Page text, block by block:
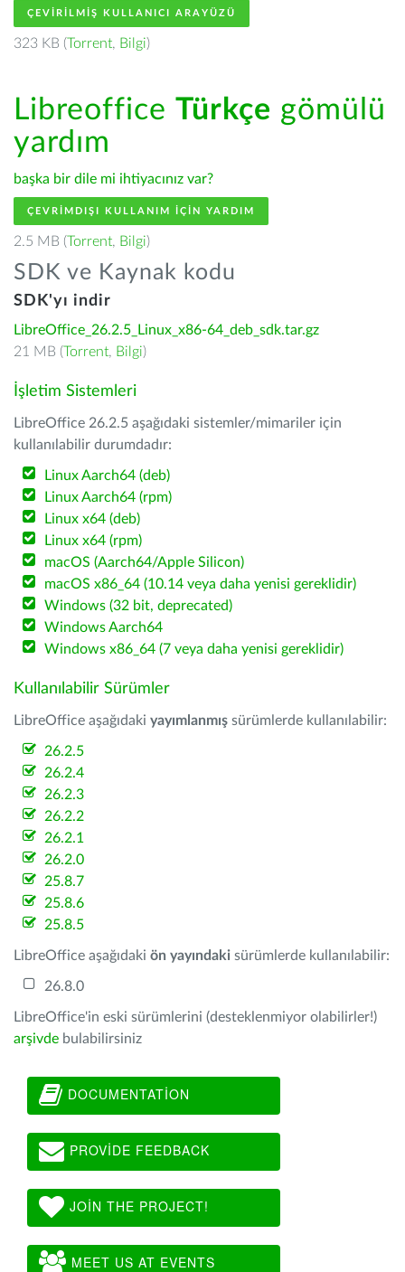
ÇEVIRILMIŞ KULLANICI ARAYÜZÜ
323 KB (Torrent, Bilgi)
Libreoffice Türkçe gömülü
yardım
başka bir dile mi ihtiyacınız var?
ÇEVRIMDIŞI KULLANIM IÇIN YARDIM
2.5 MB (Torrent, Bilgi)
SDK ve Kaynak kodu
SDK'yı indir
LibreOffice_26.2.5_Linux_x86-64_deb_sdk.tar.gz
21 MB (Torrent, Bilgi)
İşletim Sistemleri
LibreOffice 26.2.5 aşağıdaki sistemler/mimariler için
kullanılabilir durumdadır:
Linux Aarch64 (deb)
Linux Aarch64 (rpm)
Linux x64 (deb)
Linux x64 (rpm)
macOS (Aarch64/Apple Silicon)
macOS x86_64 (10.14 veya daha yenisi gereklidir)
Windows (32 bit, deprecated)
Windows Aarch64
Windows x86_64 (7 veya daha yenisi gereklidir)
Kullanılabilir Sürümler
LibreOffice aşağıdaki yayımlanmış sürümlerde kullanılabilir:
26.2.5
26.2.4
26.2.3
26.2.2
26.2.1
26.2.0
25.8.7
25.8.6
25.8.5
LibreOffice aşağıdaki ön yayındaki sürümlerde kullanılabilir:
26.8.0
LibreOffice'in eski sürümlerini (desteklenmiyor olabilirler!)
arşivde bulabilirsiniz
DOCUMENTATION
PROVIDE FEEDBACK
JOIN THE PROJECT!
MEET US AT EVENTS